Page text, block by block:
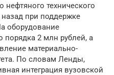
нефтяного технического
назад при поддержке
оборудование
2 млн рублей, а
материально-
По словам Ленды,
интеграция вузовской